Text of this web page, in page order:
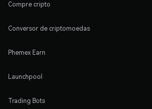
Compre cripto
Conversor de criptomoedas
Phemex Earn
Launchpool
Trading Bots